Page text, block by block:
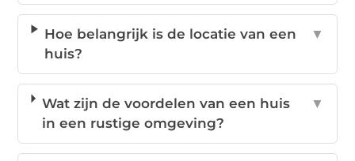
Hoe belangrijk is de locatie van een
huis?
▼
Wat zijn de voordelen van een huis
in een rustige omgeving?
▼